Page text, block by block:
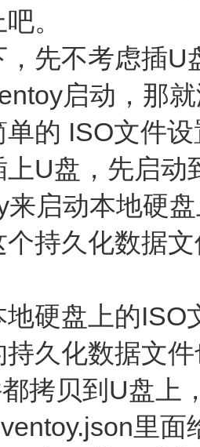
。
先不考虑插
启动，那
的 ISO文件
U盘，先启
来启动本地硬
持久化数据
硬盘上的
久化数据文
拷贝到U盘上
里